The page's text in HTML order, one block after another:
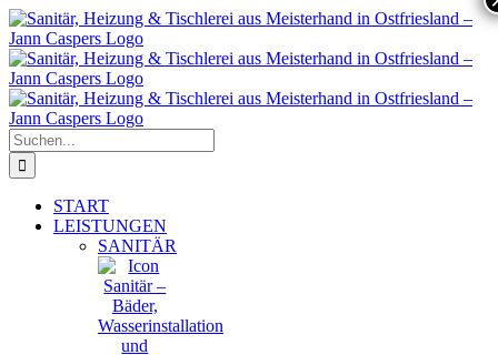
Zum
Inhalt
springen
Suche
nach:
START
LEISTUNGEN
SANITÄR